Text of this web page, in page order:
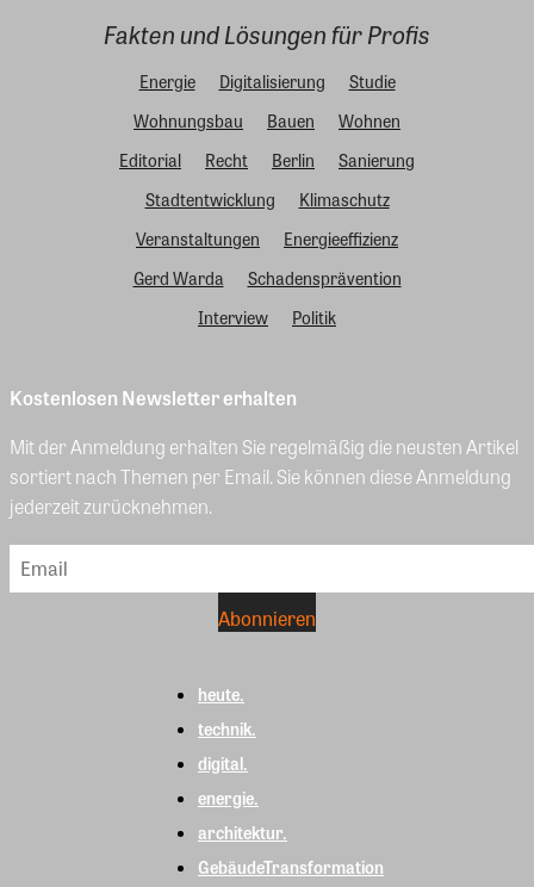
Fakten und Lösungen für Profis
Energie Digitalisierung
Studie
Wohnungsbau
Bauen
Wohnen
Editorial
Recht Berlin
Sanierung
Stadtentwicklung
Klimaschutz
Veranstaltungen
Energieeffizienz
Gerd Warda
Schadensprävention
Interview
Politik
Kostenlosen Newsletter erhalten
Mit der Anmeldung erhalten Sie regelmäßig die neusten Artikel
sortiert nach Themen per Email. Sie können diese Anmeldung
jederzeit zurücknehmen.
heute.
technik.
digital.
energie.
architektur.
GebäudeTransformation